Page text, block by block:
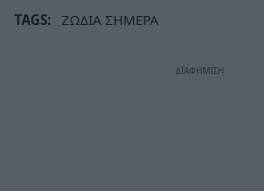
TAGS: ΖΩΔΙΑ ΣΗΜΕΡΑ